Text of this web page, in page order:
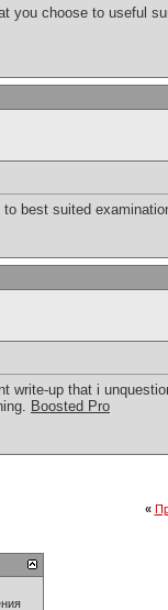
you choose to useful
best suited
write-up that i
Boosted Pro
«